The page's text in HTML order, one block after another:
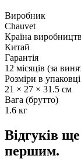
Виробник
Chauvet
Країна
Китай
Гарантія
12 місяців (за
Розміри в упаковці
21 × 27 × 31.5 см
Вага (брутто)
1.6 кг
Відгуків
першим.